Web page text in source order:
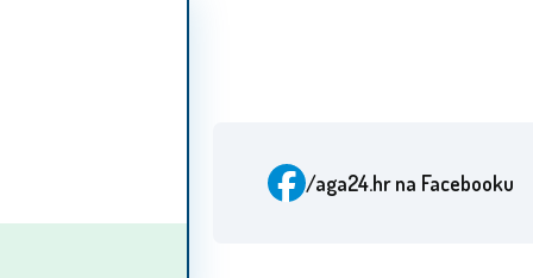
/aga24.hrna Facebooku